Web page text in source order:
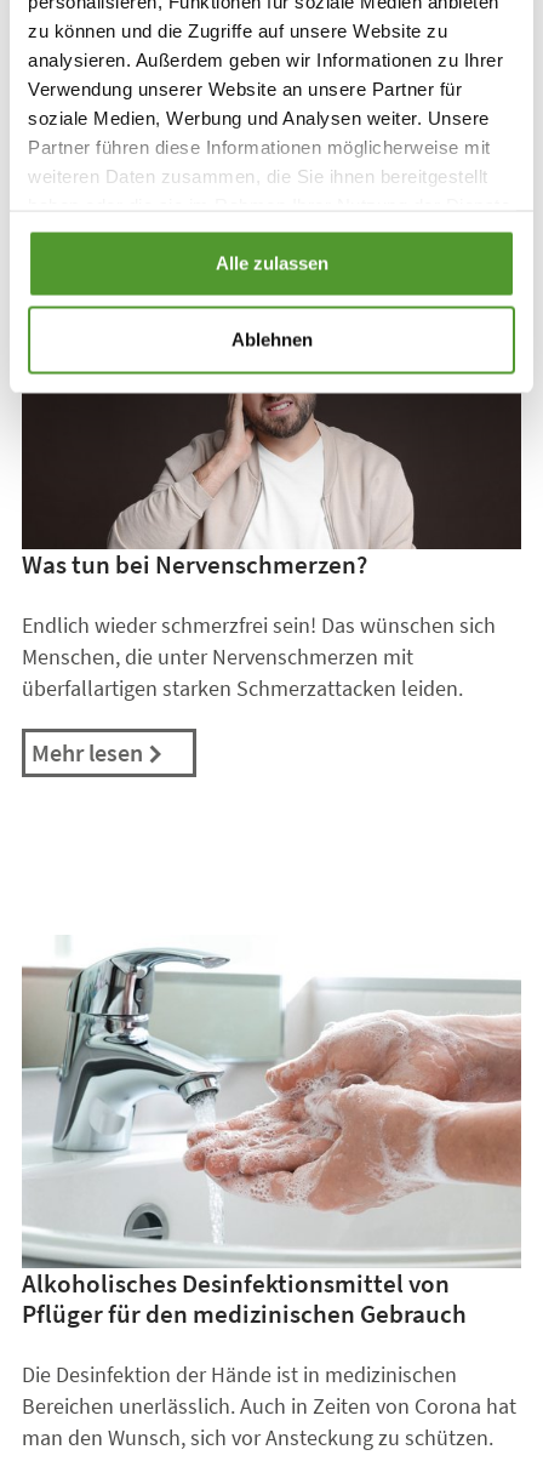
zu können und die Zugriffe auf unsere Website zu
analysieren. Außerdem geben wir Informationen zu Ihrer
Verwendung unserer Website an unsere Partner für
soziale Medien, Werbung und Analysen weiter. Unsere
Partner führen diese Informationen möglicherweise mit
weiteren Daten zusammen, die Sie ihnen bereitgestellt
gesammelt haben.
Alle zulassen
Ablehnen
Einzel- und Komplexmittel in der Homöopathie: Wann
sind Einzelmittel sinnvoll? Wann Komplexmittel?
Mehr lesen
Was tun bei Nervenschmerzen?
Endlich wieder schmerzfrei sein! Das wünschen sich
Menschen, die unter Nervenschmerzen mit
überfallartigen starken Schmerzattacken leiden.
Mehr lesen
Alkoholisches Desinfektionsmittel von
Pflüger für den medizinischen Gebrauch
Die Desinfektion der Hände ist in medizinischen
Bereichen unerlässlich. Auch in Zeiten von Corona hat
man den Wunsch, sich vor Ansteckung zu schützen.